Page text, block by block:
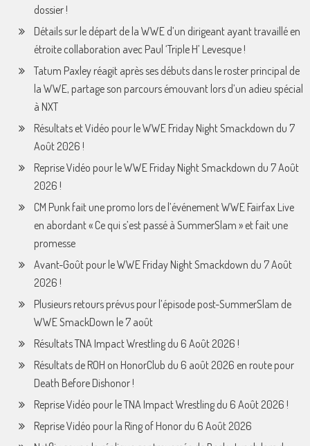
dossier !
Détails sur le départ de la WWE d’un dirigeant ayant travaillé en
étroite collaboration avec Paul ‘Triple H’ Levesque !
Tatum Paxley réagit après ses débuts dans le roster principal de
la WWE, partage son parcours émouvant lors d’un adieu spécial
à NXT
Résultats et Vidéo pour le WWE Friday Night Smackdown du 7
Août 2026 !
Reprise Vidéo pour le WWE Friday Night Smackdown du 7 Août
2026 !
CM Punk fait une promo lors de l’événement WWE Fairfax Live
en abordant « Ce qui s’est passé à SummerSlam » et fait une
promesse
Avant-Goût pour le WWE Friday Night Smackdown du 7 Août
2026 !
Plusieurs retours prévus pour l’épisode post-SummerSlam de
WWE SmackDown le 7 août
Résultats TNA Impact Wrestling du 6 Août 2026 !
Résultats de ROH on HonorClub du 6 août 2026 en route pour
Death Before Dishonor !
Reprise Vidéo pour le TNA Impact Wrestling du 6 Août 2026 !
Reprise Vidéo pour la Ring of Honor du 6 Août 2026